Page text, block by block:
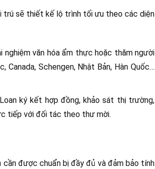
trú sẽ thiết kế lộ trình tối ưu theo các diện
nghiệm văn hóa ẩm thực hoặc thăm người
Canada, Schengen, Nhật Bản, Hàn Quốc…
ký kết hợp đồng, khảo sát thị trường,
tiếp với đối tác theo thư mời.
được chuẩn bị đầy đủ và đảm bảo tính